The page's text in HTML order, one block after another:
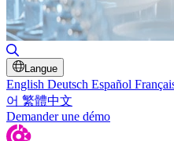
Langue
English Deutsch Español
어 繁體中文
Demander une démo